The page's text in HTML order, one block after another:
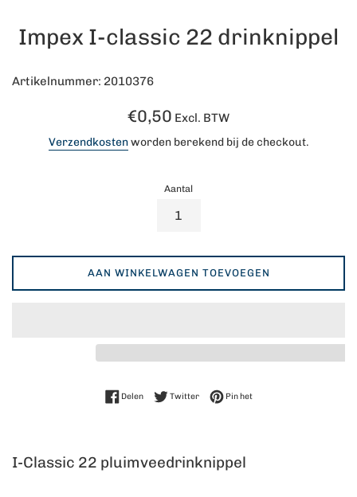
Impex I-classic 22 drinknippel
Artikelnummer: 2010376
Normale
€0,50 Excl. BTW
Verzendkostenworden berekend bij de checkout.
Aantal
AAN WINKELWAGEN TOEVOEGEN
DelenDelen op Facebook
TwitterTwitteren op Twitter
Pin hetPinnen op Pinterest
I-Classic 22 pluimveedrinknippel